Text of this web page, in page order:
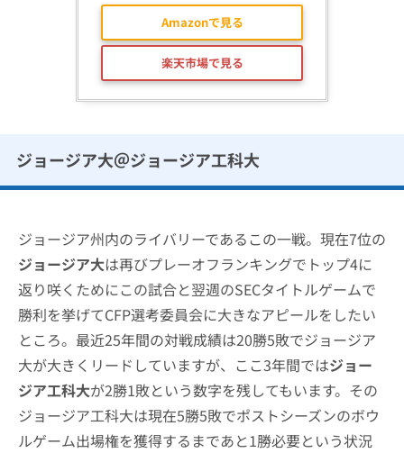
Amazonで見る
楽天市場で見る
ジョージア大＠ジョージア工科大
ジョージア州内のライバリーであるこの一戦。現在7位の
ジョージア大は再びプレーオフランキングでトップ4に
返り咲くためにこの試合と翌週のSECタイトルゲームで
勝利を挙げてCFP選考委員会に大きなアピールをしたい
ところ。最近25年間の対戦成績は20勝5敗でジョージア
大が大きくリードしていますが、ここ3年間ではジョー
ジア工科大が2勝1敗という数字を残してもいます。その
ジョージア工科大は現在5勝5敗でポストシーズンのボウ
ルゲーム出場権を獲得するまであと1勝必要という状況